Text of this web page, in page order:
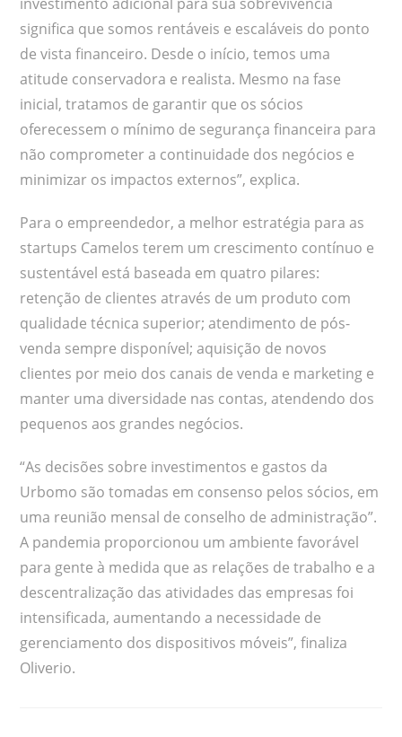
significa que somos rentáveis e escaláveis do ponto
de vista financeiro. Desde o início, temos uma
atitude conservadora e realista. Mesmo na fase
inicial, tratamos de garantir que os sócios
oferecessem o mínimo de segurança financeira para
não comprometer a continuidade dos negócios e
minimizar os impactos externos”, explica.
Para o empreendedor, a melhor estratégia para as
startups Camelos terem um crescimento contínuo e
sustentável está baseada em quatro pilares:
retenção de clientes através de um produto com
qualidade técnica superior; atendimento de pós-
venda sempre disponível; aquisição de novos
clientes por meio dos canais de venda e marketing e
manter uma diversidade nas contas, atendendo dos
pequenos aos grandes negócios.
“As decisões sobre investimentos e gastos da
Urbomo são tomadas em consenso pelos sócios, em
uma reunião mensal de conselho de administração”.
A pandemia proporcionou um ambiente favorável
para gente à medida que as relações de trabalho e a
descentralização das atividades das empresas foi
intensificada, aumentando a necessidade de
gerenciamento dos dispositivos móveis”, finaliza
Oliverio.